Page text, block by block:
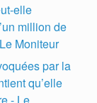
elle
million de
Moniteur
par la
qu’elle
- Le